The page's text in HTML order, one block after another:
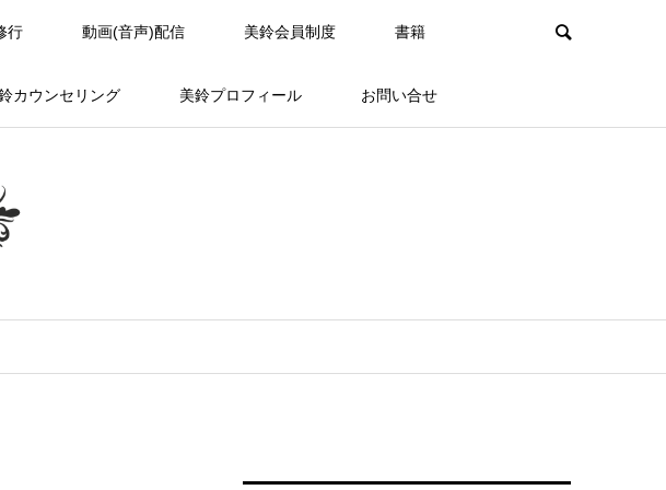
行 動画(音声)配信 美鈴会員制度 書籍
カウンセリング 美鈴プロフィール お問い合せ